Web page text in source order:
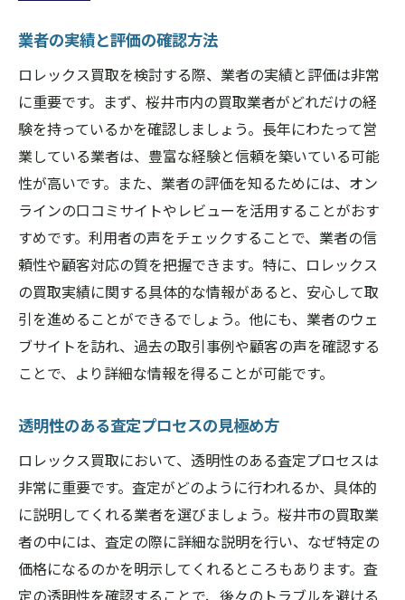
業者の実績と評価の確認方法
ロレックス買取を検討する際、業者の実績と評価は非常
に重要です。まず、桜井市内の買取業者がどれだけの経
験を持っているかを確認しましょう。長年にわたって営
業している業者は、豊富な経験と信頼を築いている可能
性が高いです。また、業者の評価を知るためには、オン
ラインの口コミサイトやレビューを活用することがおす
すめです。利用者の声をチェックすることで、業者の信
頼性や顧客対応の質を把握できます。特に、ロレックス
の買取実績に関する具体的な情報があると、安心して取
引を進めることができるでしょう。他にも、業者のウェ
ブサイトを訪れ、過去の取引事例や顧客の声を確認する
ことで、より詳細な情報を得ることが可能です。
透明性のある査定プロセスの見極め方
ロレックス買取において、透明性のある査定プロセスは
非常に重要です。査定がどのように行われるか、具体的
に説明してくれる業者を選びましょう。桜井市の買取業
者の中には、査定の際に詳細な説明を行い、なぜ特定の
価格になるのかを明示してくれるところもあります。査
定の透明性を確認することで、後々のトラブルを避ける